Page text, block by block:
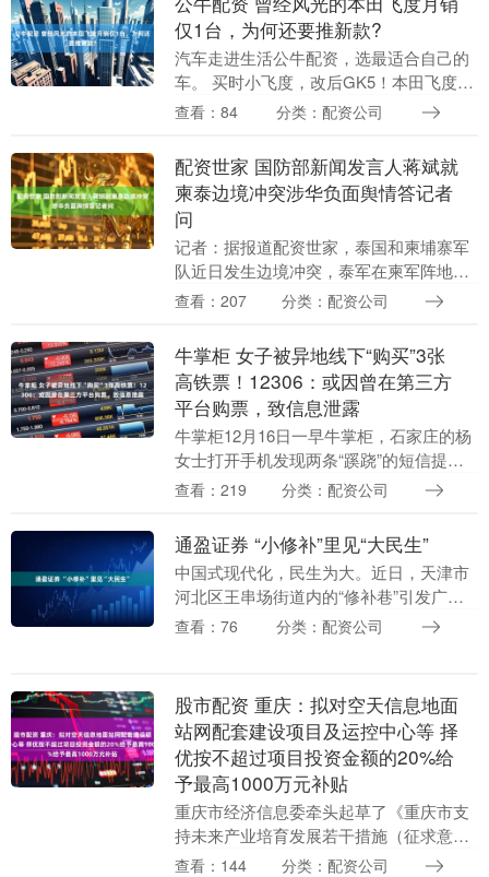
仅1台，为何还要推新款?
汽车走进生活公牛配资，选最适合自己的
车。 买时小飞度，改后GK5！本田飞度很
早来到中国市场，凭借着灵活好开、省油
并且飞度还有....
查看：84 分类：配资公司
配资世家 国防部新闻发言人蒋斌就
柬泰边境冲突涉华负面舆情答记者
问
记者：据报道配资世家，泰国和柬埔寨军
队近日发生边境冲突，泰军在柬军阵地缴
获了中国制造的反坦克导弹、火箭筒等装
长期以来与柬埔....
查看：207 分类：配资公司
牛掌柜 女子被异地线下“购买”3张
高铁票！12306：或因曾在第三方
平台购票，致信息泄露
牛掌柜12月16日一早牛掌柜，石家庄的杨
女士打开手机发现两条“蹊跷”的短信提
醒：在不知情的情况下，自己“购买”了两
张票后，当....
查看：219 分类：配资公司
通盈证券 “小修补”里见“大民生”
中国式现代化，民生为大。近日，天津市
河北区王串场街道内的“修补巷”引发广泛
关注。据《人民日报》报道，“修补
查看：76 分类：配资公司
股市配资 重庆：拟对空天信息地面
站网配套建设项目及运控中心等 择
优按不超过项目投资金额的20%给
予最高1000万元补贴
重庆市经济信息委牵头起草了《重庆市支
持未来产业培育发展若干措施（征求意见
稿）》，现面向社会公开征求意见建议。
查看：144 分类：配资公司